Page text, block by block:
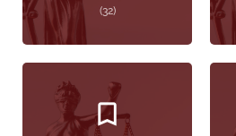
(32)